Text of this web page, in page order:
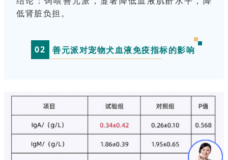
低肾脏负担。
02 善元派对宠物犬血液免疫指标的影响